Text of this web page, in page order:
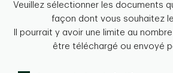
Veuillez sélectionner les documents
façon dont vous souhaitez
Il pourrait y avoir une limite au
être téléchargé ou envoyé